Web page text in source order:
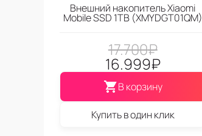
Внешний накопитель Xiaomi
Mobile SSD 1TB (XMYDGT01QM)
17.700₽
16.999₽
В корзину
Купить в один клик